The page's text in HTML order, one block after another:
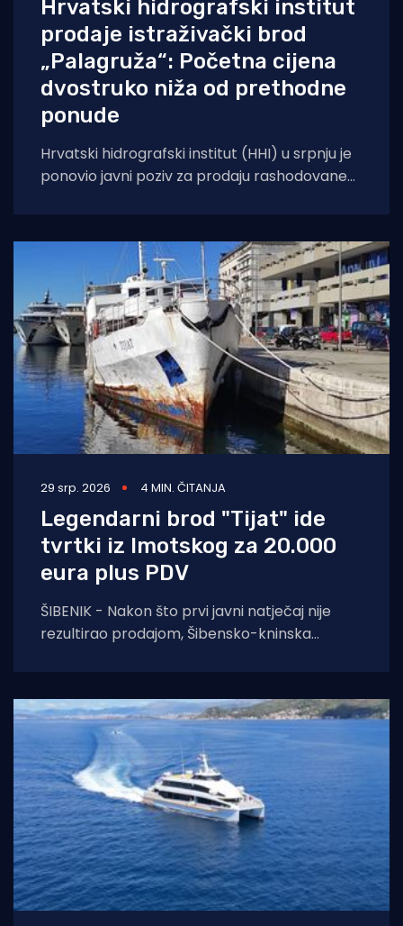
Hrvatski hidrografski institut
prodaje istraživački brod
„Palagruža“: Početna cijena
dvostruko niža od prethodne
ponude
Hrvatski hidrografski institut (HHI) u srpnju je
ponovio javni poziv za prodaju rashodovane
29 srp. 2026 4 MIN. ČITANJA
Legendarni brod "Tijat" ide
tvrtki iz Imotskog za 20.000
eura plus PDV
ŠIBENIK - Nakon što prvi javni natječaj nije
rezultirao prodajom, Šibensko-kninska